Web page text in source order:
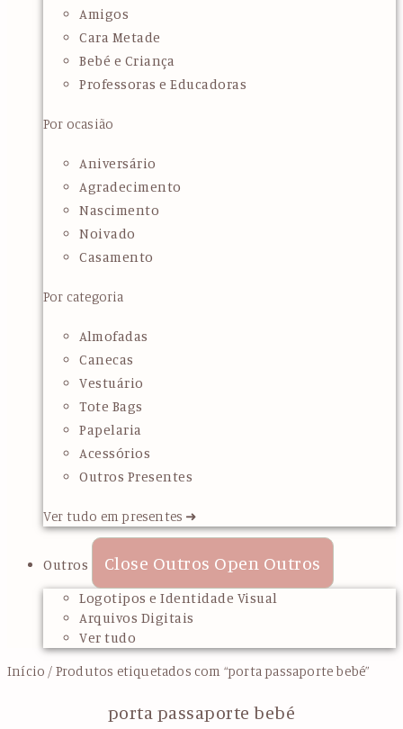
Amigos
Cara Metade
Bebé e Criança
Professoras e Educadoras
Por ocasião
Aniversário
Agradecimento
Nascimento
Noivado
Casamento
Por categoria
Almofadas
Canecas
Vestuário
Tote Bags
Papelaria
Acessórios
Outros Presentes
Ver tudo em presentes ➜
Outros Close Outros Open Outros
Logotipos e Identidade Visual
Arquivos Digitais
Ver tudo
Início / Produtos etiquetados com “porta passaporte bebé”
porta passaporte bebé